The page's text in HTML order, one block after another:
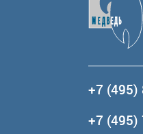
+7
+7